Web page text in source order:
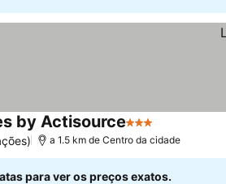
by Actisource3 Estrelas
a 1.5 km de Centro da cidade
para ver os preços exatos.